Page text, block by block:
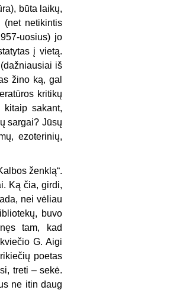
būta laikų,
(net netikintis
uosius) jo
į vietą.
iš
žino ką, gal
kritikų
kitaip sakant,
sargai? Jūsų
ezoterinių,
ženklą“.
Ką čia, girdi,
nei vėliau
buvo
tam, kad
G. Aigi
po­etas
treti – sekė.
ne itin daug